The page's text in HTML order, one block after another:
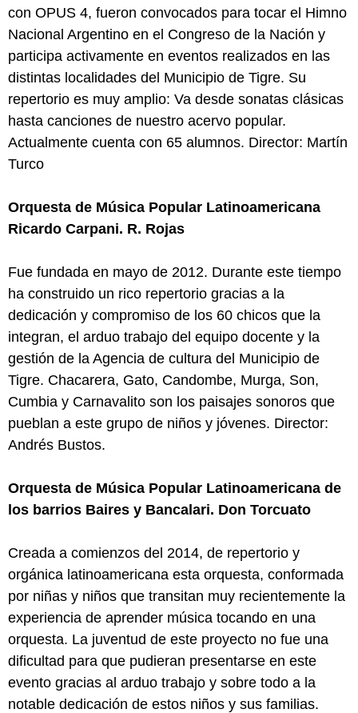
con OPUS 4, fueron convocados para tocar el Himno
Nacional Argentino en el Congreso de la Nación y
participa activamente en eventos realizados en las
distintas localidades del Municipio de Tigre. Su
repertorio es muy amplio: Va desde sonatas clásicas
hasta canciones de nuestro acervo popular.
Actualmente cuenta con 65 alumnos. Director: Martín
Turco
Orquesta de Música Popular Latinoamericana
Ricardo Carpani. R. Rojas
Fue fundada en mayo de 2012. Durante este tiempo
ha construido un rico repertorio gracias a la
dedicación y compromiso de los 60 chicos que la
integran, el arduo trabajo del equipo docente y la
gestión de la Agencia de cultura del Municipio de
Tigre. Chacarera, Gato, Candombe, Murga, Son,
Cumbia y Carnavalito son los paisajes sonoros que
pueblan a este grupo de niños y jóvenes. Director:
Andrés Bustos.
Orquesta de Música Popular Latinoamericana de
los barrios Baires y Bancalari. Don Torcuato
Creada a comienzos del 2014, de repertorio y
orgánica latinoamericana esta orquesta, conformada
por niñas y niños que transitan muy recientemente la
experiencia de aprender música tocando en una
orquesta. La juventud de este proyecto no fue una
dificultad para que pudieran presentarse en este
evento gracias al arduo trabajo y sobre todo a la
notable dedicación de estos niños y sus familias.